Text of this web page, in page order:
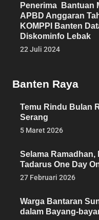
Penerima Bantuan
APBD Anggaran
KOMPPI Banten
Diskominfo Lebak
22 Juli 2024
Banten Raya
Temu Rindu Bulan
Serang
5 Maret 2026
Selama Ramadhan,
Tadarus One Day
27 Februari 2026
Warga Bantaran
dalam Bayang-